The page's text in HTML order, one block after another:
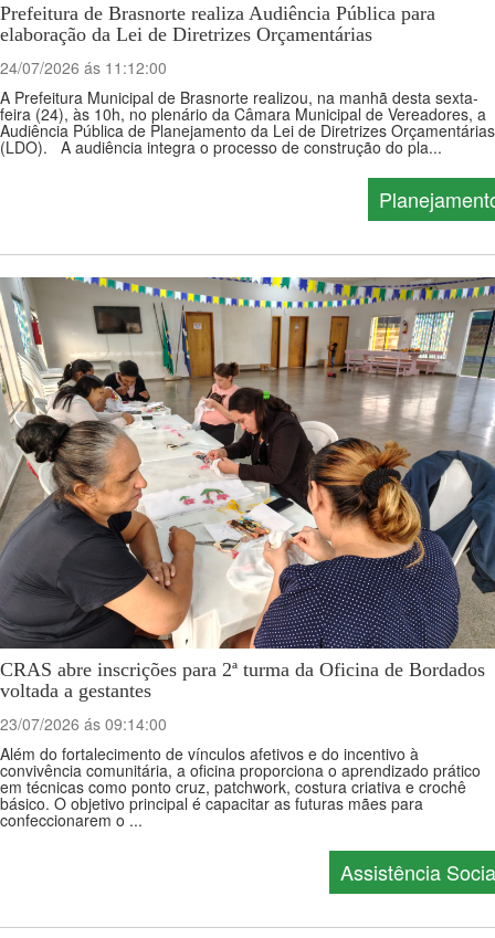
Prefeitura de Brasnorte realiza Audiência Pública para
elaboração da Lei de Diretrizes Orçamentárias
24/07/2026 ás 11:12:00
A Prefeitura Municipal de Brasnorte realizou, na manhã desta sexta-
feira (24), às 10h, no plenário da Câmara Municipal de Vereadores, a
Audiência Pública de Planejamento da Lei de Diretrizes Orçamentárias
(LDO). A audiência integra o processo de construção do pla...
CRAS abre inscrições para 2ª turma da Oficina de Bordados
voltada a gestantes
23/07/2026 ás 09:14:00
Além do fortalecimento de vínculos afetivos e do incentivo à
convivência comunitária, a oficina proporciona o aprendizado prático
em técnicas como ponto cruz, patchwork, costura criativa e crochê
básico. O objetivo principal é capacitar as futuras mães para
confeccionarem o ...
Assistência